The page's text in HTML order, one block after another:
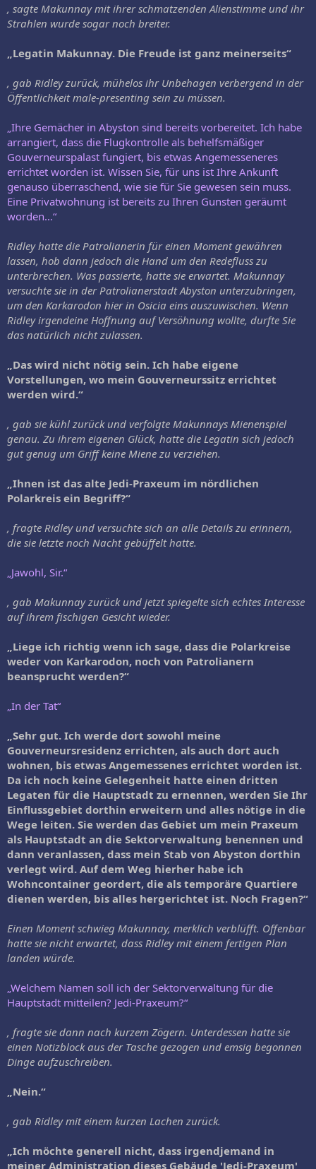
, sagte Makunnay mit ihrer schmatzenden Alienstimme und ihr
Strahlen wurde sogar noch breiter.
„Legatin Makunnay. Die Freude ist ganz meinerseits“
, gab Ridley zurück, mühelos ihr Unbehagen verbergend in der
Öffentlichkeit male-presenting sein zu müssen.
„Ihre Gemächer in Abyston sind bereits vorbereitet. Ich habe
arrangiert, dass die Flugkontrolle als behelfsmäßiger
Gouverneurspalast fungiert, bis etwas Angemesseneres
errichtet worden ist. Wissen Sie, für uns ist Ihre Ankunft
genauso überraschend, wie sie für Sie gewesen sein muss.
Eine Privatwohnung ist bereits zu Ihren Gunsten geräumt
worden…“
Ridley hatte die Patrolianerin für einen Moment gewähren
lassen, hob dann jedoch die Hand um den Redefluss zu
unterbrechen. Was passierte, hatte sie erwartet. Makunnay
versuchte sie in der Patrolianerstadt Abyston unterzubringen,
um den Karkarodon hier in Osicia eins auszuwischen. Wenn
Ridley irgendeine Hoffnung auf Versöhnung wollte, durfte Sie
das natürlich nicht zulassen.
„Das wird nicht nötig sein. Ich habe eigene
Vorstellungen, wo mein Gouverneurssitz errichtet
werden wird.“
, gab sie kühl zurück und verfolgte Makunnays Mienenspiel
genau. Zu ihrem eigenen Glück, hatte die Legatin sich jedoch
gut genug um Griff keine Miene zu verziehen.
„Ihnen ist das alte Jedi-Praxeum im nördlichen
Polarkreis ein Begriff?“
, fragte Ridley und versuchte sich an alle Details zu erinnern,
die sie letzte noch Nacht gebüffelt hatte.
„Jawohl, Sir.“
, gab Makunnay zurück und jetzt spiegelte sich echtes Interesse
auf ihrem fischigen Gesicht wieder.
„Liege ich richtig wenn ich sage, dass die Polarkreise
weder von Karkarodon, noch von Patrolianern
beansprucht werden?“
„In der Tat“
„Sehr gut. Ich werde dort sowohl meine
Gouverneursresidenz errichten, als auch dort auch
wohnen, bis etwas Angemessenes errichtet worden ist.
Da ich noch keine Gelegenheit hatte einen dritten
Legaten für die Hauptstadt zu ernennen, werden Sie Ihr
Einflussgebiet dorthin erweitern und alles nötige in die
Wege leiten. Sie werden das Gebiet um mein Praxeum
als Hauptstadt an die Sektorverwaltung benennen und
dann veranlassen, dass mein Stab von Abyston dorthin
verlegt wird. Auf dem Weg hierher habe ich
Wohncontainer geordert, die als temporäre Quartiere
dienen werden, bis alles hergerichtet ist. Noch Fragen?“
Einen Moment schwieg Makunnay, merklich verblüfft. Offenbar
hatte sie nicht erwartet, dass Ridley mit einem fertigen Plan
landen würde.
„Welchem Namen soll ich der Sektorverwaltung für die
Hauptstadt mitteilen? Jedi-Praxeum?“
, fragte sie dann nach kurzem Zögern. Unterdessen hatte sie
einen Notizblock aus der Tasche gezogen und emsig begonnen
Dinge aufzuschreiben.
„Nein.“
, gab Ridley mit einem kurzen Lachen zurück.
„Ich möchte generell nicht, dass irgendjemand in
meiner Administration dieses Gebäude 'Jedi-Praxeum'